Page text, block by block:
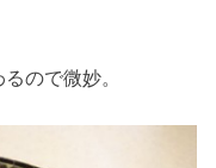
ので微妙。